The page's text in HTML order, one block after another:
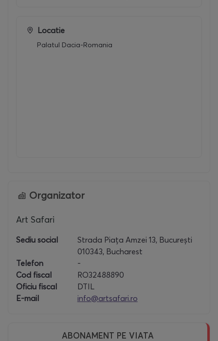
Locatie
Palatul Dacia-Romania
Organizator
Art Safari
Sediu social
Strada Piața Amzei 13, București
010343, Bucharest
Telefon
-
Cod fiscal
RO32488890
Oficiu fiscal
DTIL
E-mail
info@artsafari.ro
ABONAMENT PE VIATA